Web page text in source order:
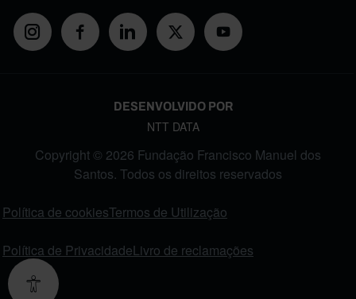
DESENVOLVIDO POR
NTT DATA
Copyright © 2026 Fundação Francisco Manuel dos
Santos. Todos os direitos reservados
Política de cookiesTermos de Utilização
Política de PrivacidadeLivro de reclamações